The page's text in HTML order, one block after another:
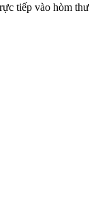
tiếp vào hòm thư